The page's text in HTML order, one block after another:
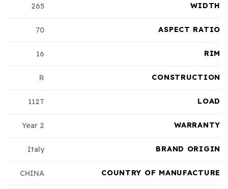
WIDTH
265
ASPECT RATIO
70
RIM
16
CONSTRUCTION
R
LOAD
112T
WARRANTY
2 Year
BRAND ORIGIN
Italy
COUNTRY OF MANUFACTURE
CHINA